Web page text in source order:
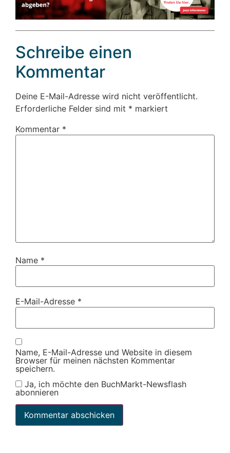
Schreibe einen
Kommentar
Deine E-Mail-Adresse wird nicht veröffentlicht.
Erforderliche Felder sind mit * markiert
Kommentar *
Name *
E-Mail-Adresse *
Name, E-Mail-Adresse und Website in diesem
Browser für meinen nächsten Kommentar
speichern.
Ja, ich möchte den BuchMarkt-Newsflash
abonnieren